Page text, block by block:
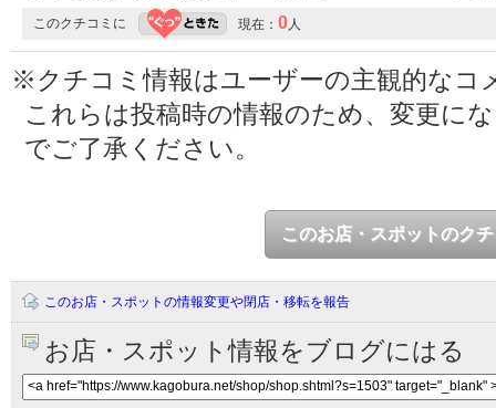
このクチコミに 現在： 0 人
※クチコミ情報はユーザーの主観的なコ
これらは投稿時の情報のため、変更に
でご了承ください。
このお店・スポットのク
このお店・スポットの情報変更や閉店・移転を報告
お店・スポット情報をブログにはる